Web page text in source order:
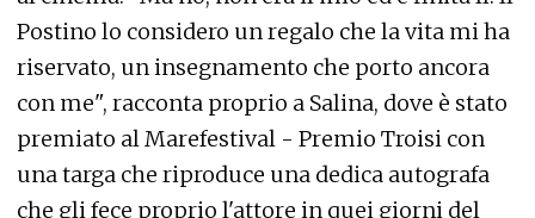
Postino lo considero un regalo che la vita mi ha
riservato, un insegnamento che porto ancora
con me", racconta proprio a Salina, dove è stato
premiato al Marefestival - Premio Troisi con
una targa che riproduce una dedica autografa
che gli fece proprio l'attore in quei giorni del